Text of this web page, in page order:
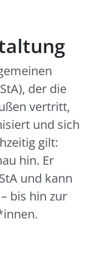
der die
vertritt,
und sich
gilt:
hin. Er
und kann
bis hin zur